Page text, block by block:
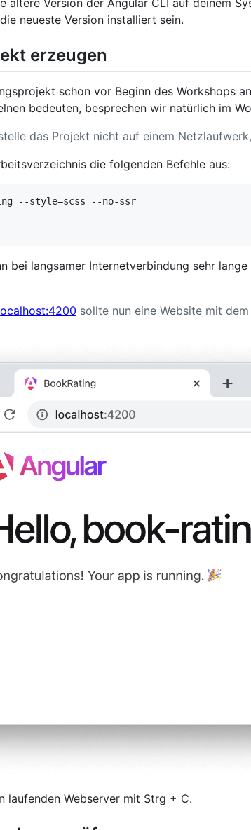
neueste Version installiert sein.
erzeugen
schon vor Beginn des Workshops
bedeuten, besprechen wir natürlich im
das Projekt nicht auf einem
die folgenden Befehle aus:
bei langsamer Internetverbindung sehr
sollte nun eine Website mit
laufenden Webserver mit Strg + C.